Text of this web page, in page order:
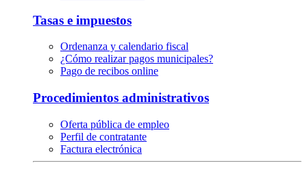
Tasas e impuestos
Ordenanza y calendario fiscal
¿Cómo realizar pagos municipales?
Pago de recibos online
Procedimientos administrativos
Oferta pública de empleo
Perfil de contratante
Factura electrónica